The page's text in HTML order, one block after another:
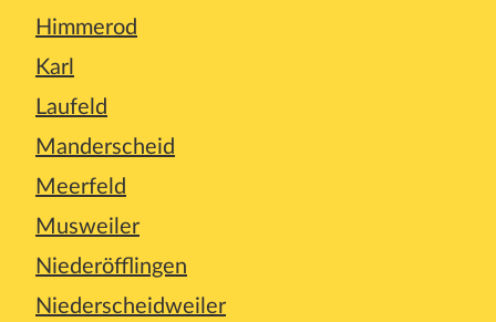
Himmerod
Karl
Laufeld
Manderscheid
Meerfeld
Musweiler
Niederöfflingen
Niederscheidweiler